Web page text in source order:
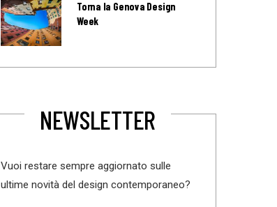
Torna la Genova Design
Week
NEWSLETTER
Vuoi restare sempre aggiornato sulle
ultime novità del design contemporaneo?